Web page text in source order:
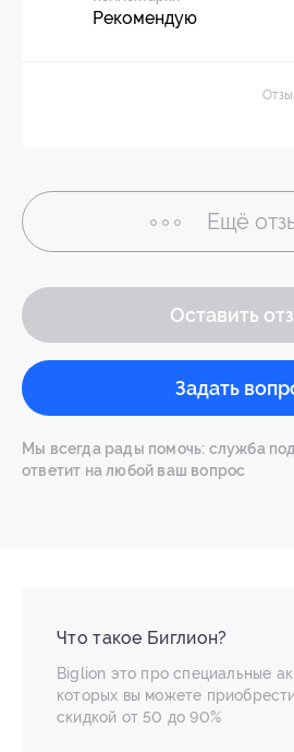
Рекомендую
Ещё
Оставить
Задать
Мы всегда рады помочь: служба
ответит на любой ваш вопрос
Что такое Биглион?
Biglion это про специальные
которых вы можете
скидкой от 50 до 90%